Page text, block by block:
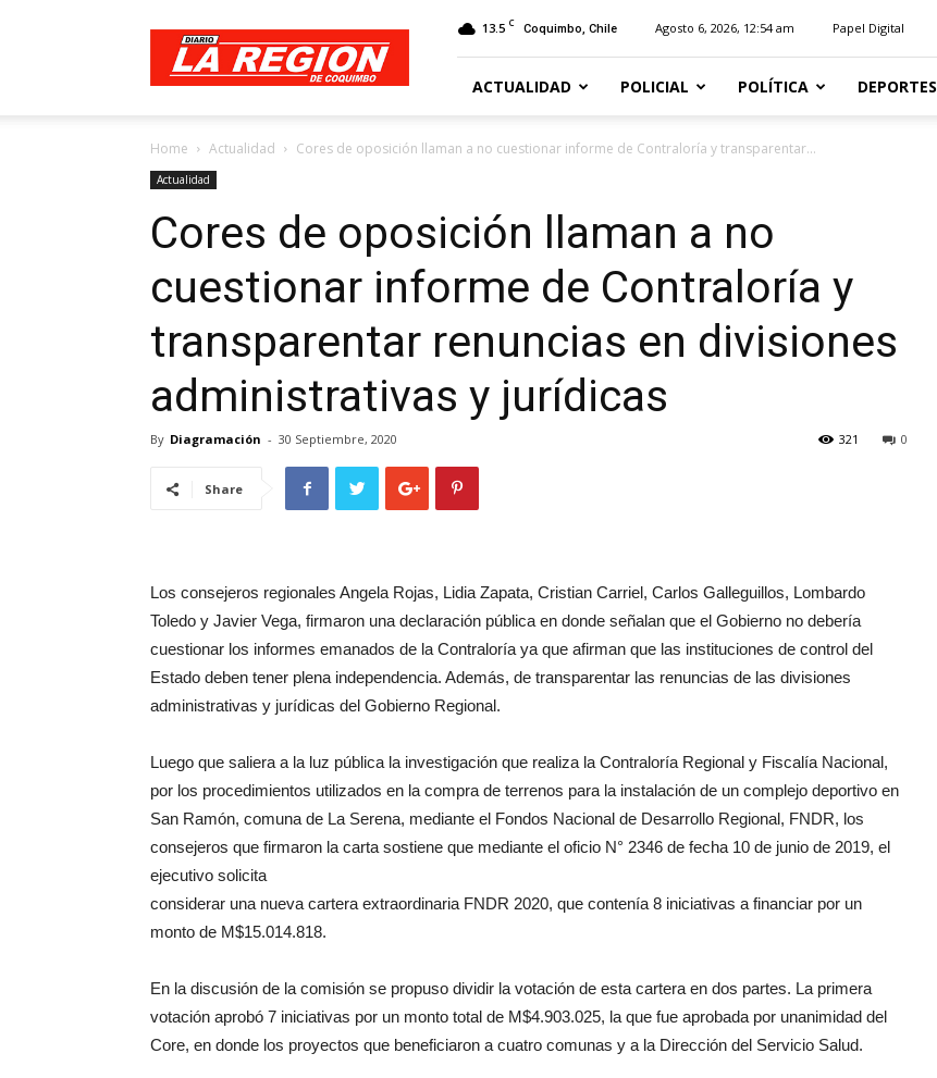
Diario
Región
13.5 C Coquimbo, Chile Agosto 6, 2026, 12:54 am Papel Digital
ACTUALIDAD POLICIAL POLÍTICA DEPORTES
Home Actualidad Cores de oposición llaman a no cuestionar informe de Contraloría y transparentar...
Actualidad
Cores de oposición llaman a no
cuestionar informe de Contraloría y
transparentar renuncias en divisiones
administrativas y jurídicas
By Diagramación - 30 Septiembre, 2020 0
321
Share
Los consejeros regionales Angela Rojas, Lidia Zapata, Cristian Carriel, Carlos Galleguillos, Lombardo
Toledo y Javier Vega, firmaron una declaración pública en donde señalan que el Gobierno no debería
cuestionar los informes emanados de la Contraloría ya que afirman que las instituciones de control del
Estado deben tener plena independencia. Además, de transparentar las renuncias de las divisiones
administrativas y jurídicas del Gobierno Regional.
Luego que saliera a la luz pública la investigación que realiza la Contraloría Regional y Fiscalía Nacional,
por los procedimientos utilizados en la compra de terrenos para la instalación de un complejo deportivo en
San Ramón, comuna de La Serena, mediante el Fondos Nacional de Desarrollo Regional, FNDR, los
consejeros que firmaron la carta sostiene que mediante el oficio N° 2346 de fecha 10 de junio de 2019, el
ejecutivo solicita
considerar una nueva cartera extraordinaria FNDR 2020, que contenía 8 iniciativas a financiar por un
monto de M$15.014.818.
En la discusión de la comisión se propuso dividir la votación de esta cartera en dos partes. La primera
votación aprobó 7 iniciativas por un monto total de M$4.903.025, la que fue aprobada por unanimidad del
Core, en donde los proyectos que beneficiaron a cuatro comunas y a la Dirección del Servicio Salud.